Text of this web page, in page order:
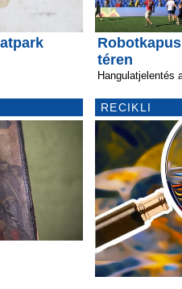
téren
Hangulatjelentés
RECIKLI